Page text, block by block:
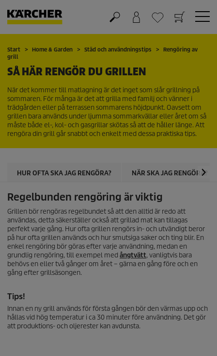
Varukorg
Önskelista
Start Home & Garden Städ och användningstips
Rengöring av
grill
SÅ HÄR RENGÖR DU GRILLEN
När det kommer till matlagning är det inget som slår grillning på
sommaren. För många är det att grilla med familj och vänner i
trädgården eller på terrassen sommarens höjdpunkt. Oavsett om
grillen bara används under ljumma sommarkvällar eller året om så
måste både el-, kol- och gasgrillar skötas så att de håller länge. Att
rengöra din grill går snabbt och enkelt med dessa praktiska tips.
HUR OFTA SKA JAG RENGÖRA? NÄR SKA JAG RENGÖRA?
Regelbunden rengöring är viktig
Grillen bör rengöras regelbundet så att den alltid är redo att
användas, detta säkerställer också att grillad mat kan tillagas
perfekt varje gång. Hur ofta grillen rengörs in- och utvändigt beror
på hur ofta grillen används och hur smutsiga saker och ting blir. En
enkel rengöring bör göras efter varje användning, medan en
grundlig rengöring, till exempel med ångtvätt, vanligtvis bara
behövs en eller två gånger om året – gärna en gång före och en
gång efter grillsäsongen.
Tips!
Innan en ny grill används för första gången bör den värmas upp och
hållas vid hög temperatur i ca 30 minuter före användning. Det gör
att produktions- och oljerester kan avdunsta.